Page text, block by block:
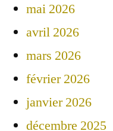
mai 2026
avril 2026
mars 2026
février 2026
janvier 2026
décembre 2025